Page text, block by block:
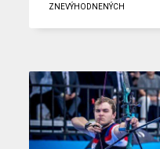
ZNEVÝHODNENÝCH